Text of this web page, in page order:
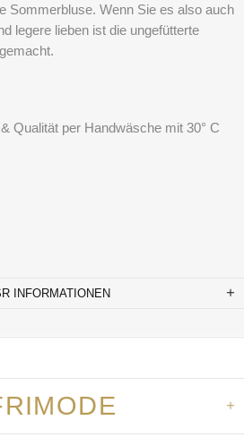
Sommerbluse. Wenn Sie es also auch
legere lieben ist die ungefütterte
Qualität per Handwäsche mit 30° C
INFORMATIONEN